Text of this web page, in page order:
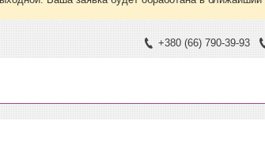
+380 (66) 790-39-93